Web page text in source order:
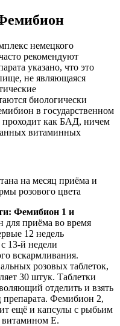
немецкого
рекомендуют
указано, что это
не являющаяся
биологически
в государственном
проходит как БАД, ничем
витаминных
на месяц приёма и
розового цвета
Фемибион 1 и
для приёма во время
12 недель
13-й недели
вскармливания.
розовых таблеток,
30 штук. Таблетки
отделить и взять
препарата. Фемибион 2,
ещё и капсулы с рыбьим
E.